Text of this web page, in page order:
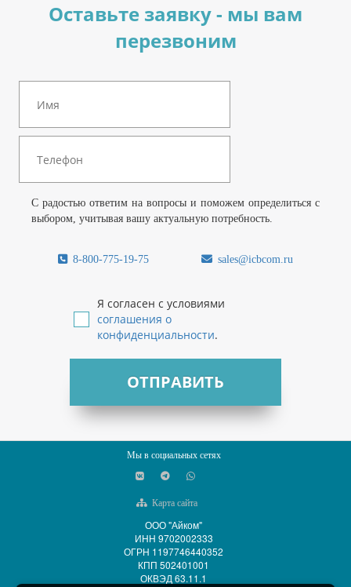
Оставьте заявку - мы вам
перезвоним
С радостью ответим на вопросы и поможем определиться с
выбором, учитывая вашу актуальную потребность.
8-800-775-19-75 sales@icbcom.ru
Я согласен с условиями
соглашения о
конфиденциальности.
ОТПРАВИТЬ
Мы в социальных сетях
Карта сайта
ООО "Айком"
ИНН 9702002333
ОГРН 1197746440352
КПП 502401001
ОКВЭД 63.11.1